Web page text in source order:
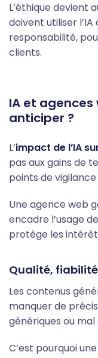
L’éthique devient
doivent utiliser
responsabilité,
clients.
IA et agences
anticiper ?
L’impact de l’IA
pas aux gains de
points de
Une agence web
encadre l’usage
protège les
Qualité,
Les contenus
manquer de
génériques ou mal
C’est pourquoi